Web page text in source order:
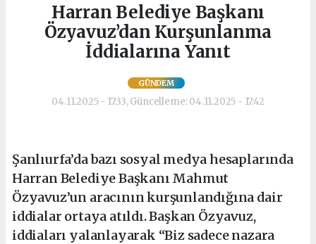
Harran Belediye Başkanı
Özyavuz’dan Kurşunlanma
İddialarına Yanıt
GÜNDEM
04.11.2025 - 17:33, Güncelleme: 04.11.2025 - 17:42
Şanlıurfa’da bazı sosyal medya hesaplarında
Harran Belediye Başkanı Mahmut
Özyavuz’un aracının kurşunlandığına dair
iddialar ortaya atıldı. Başkan Özyavuz,
iddiaları yalanlayarak “Biz sadece nazara